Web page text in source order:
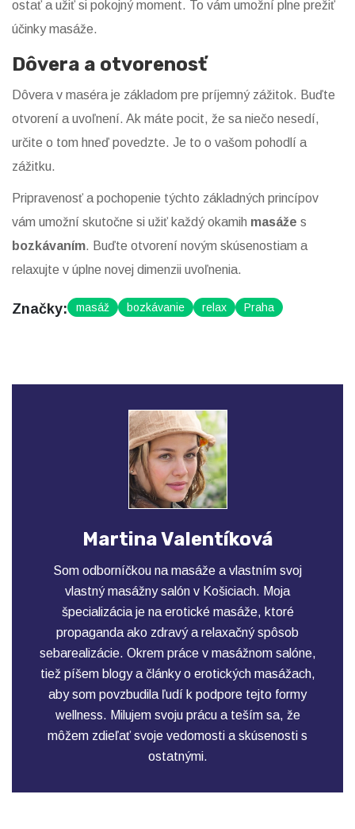
ostať a užiť si pokojný moment. To vám umožní plne prežiť
účinky masáže.
Dôvera a otvorenosť
Dôvera v maséra je základom pre príjemný zážitok. Buďte
otvorení a uvoľnení. Ak máte pocit, že sa niečo nesedí,
určite o tom hneď povedzte. Je to o vašom pohodlí a
zážitku.
Pripravenosť a pochopenie týchto základných princípov
vám umožní skutočne si užiť každý okamih masáže s
bozkávaním. Buďte otvorení novým skúsenostiam a
relaxujte v úplne novej dimenzii uvoľnenia.
Značky: masáž bozkávanie relax Praha
Martina Valentíková
Som odborníčkou na masáže a vlastním svoj
vlastný masážny salón v Košiciach. Moja
špecializácia je na erotické masáže, ktoré
propaganda ako zdravý a relaxačný spôsob
sebarealizácie. Okrem práce v masážnom salóne,
tiež píšem blogy a články o erotických masážach,
aby som povzbudila ľudí k podpore tejto formy
wellness. Milujem svoju prácu a teším sa, že
môžem zdieľať svoje vedomosti a skúsenosti s
ostatnými.